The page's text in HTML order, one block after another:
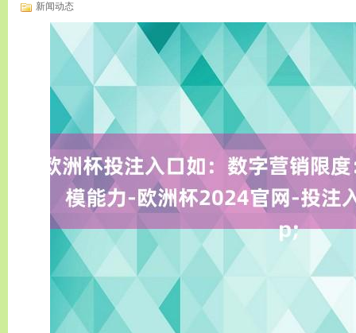
新闻动态